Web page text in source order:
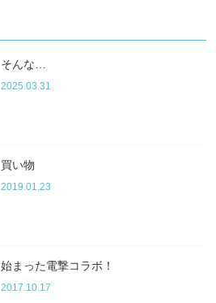
そんな…
2025.03.31
買い物
2019.01.23
始まった電撃コラボ！
2017.10.17